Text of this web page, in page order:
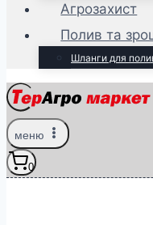
Агрозахист
Полив та
Шланги для
меню
0